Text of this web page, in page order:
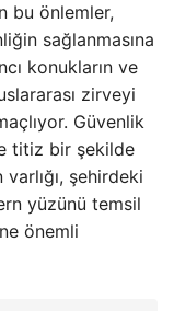
bu önlemler,
sağlanmasına
konukların ve
zirveyi
Güvenlik
titiz bir şekilde
varlığı, şehirdeki
yüzünü temsil
önemli